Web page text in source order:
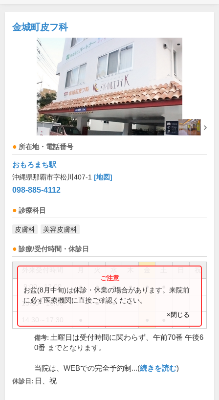
金城町皮フ科
所在地・電話番号
おもろまち駅
沖縄県那覇市字松川407-1 [地図]
098-885-4112
診療科目
皮膚科 美容皮膚科
診療/受付時間・休診日
祝
9:00～12:00 ● ● ● ● ●
13:30～16:00 ● ● ●
お盆(8月中旬)は休診・休業の場合があります。来院前
に必ず医療機関に直接ご確認ください。
×閉じる
備考: 土曜日は受付時間に関わらず、午前70番 午後6
0番 までとなります。
当院は、WEBでの完全予約制...(続きを読む)
休診日: 日、祝